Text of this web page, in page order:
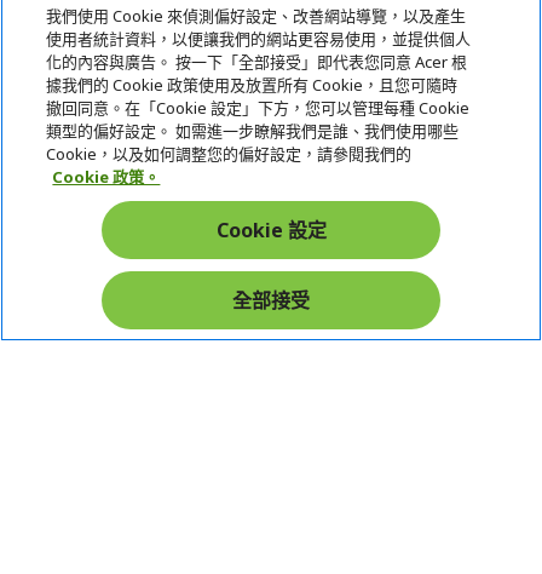
關於宏碁
服務
宏碁網路商城
在社群上追蹤 Acer
我們使用 Cookie 來偵測偏好設定、改善網站導覽，以及產生
使用者統計資料，以便讓我們的網站更容易使用，並提供個人
化的內容與廣告。 按一下「全部接受」即代表您同意 Acer 根
據我們的 Cookie 政策使用及放置所有 Cookie，且您可隨時
撤回同意。在「Cookie 設定」下方，您可以管理每種 Cookie
類型的偏好設定。 如需進一步瞭解我們是誰、我們使用哪些
Cookie，以及如何調整您的偏好設定，請參閱我們的
Cookie 政策。
Cookie 設定
全部接受